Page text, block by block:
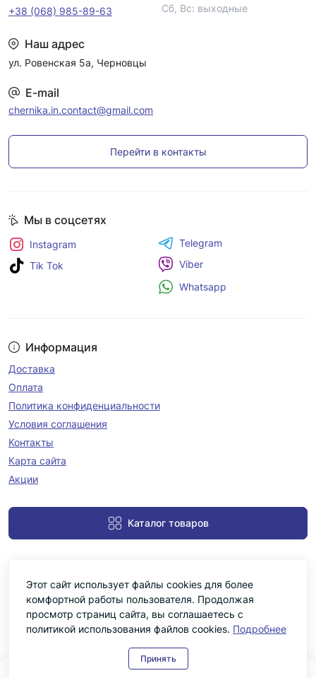
0
+38 (068) 985-89-63
Сб, Вс: выходные
Наш адрес
ул. Ровенская 5а, Черновцы
E-mail
chernika.in.contact@gmail.com
Перейти в контакты
Информация
Доставка
Оплата
Политика конфиденциальности
Условия соглашения
Контакты
Карта сайта
Акции
Каталог товаров
Мы в соцсетях
Instagram
Tik Tok
Telegram
Viber
Whatsapp
Черніка © 2026
Этот сайт использует файлы cookies для более
комфортной работы пользователя. Продолжая
просмотр страниц сайта, вы соглашаетесь с
политикой использования файлов cookies. Подробнее
Принять